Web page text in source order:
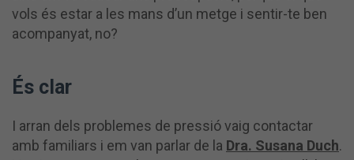
vols és estar a les mans d’un metge i sentir-te ben
acompanyat, no?
És clar
I arran dels problemes de pressió vaig contactar
amb familiars i em van parlar de la Dra. Susana Duch.